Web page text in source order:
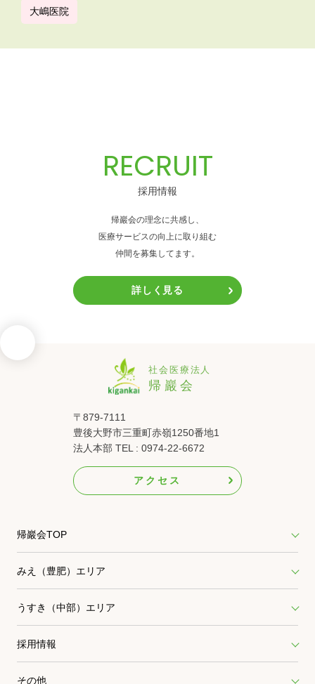
大嶋医院
RECRUIT
採用情報
帰巖会の理念に共感し、
医療サービスの向上に取り組む
仲間を募集してます。
詳しく見る
〒879-7111
豊後大野市三重町赤嶺1250番地1
法人本部 TEL : 0974-22-6672
アクセス
帰巖会TOP
みえ（豊肥）エリア
うすき（中部）エリア
採用情報
その他